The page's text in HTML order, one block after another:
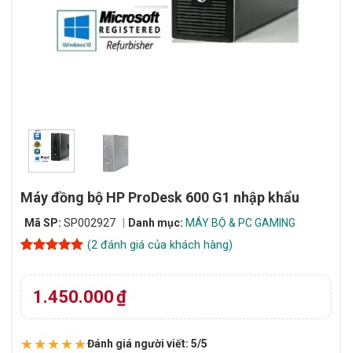
Máy đồng bộ HP ProDesk 600 G1 nhập khẩu
Mã SP: SP002927 Danh mục: MÁY BỘ & PC GAMING
dựa trên
đánh giá
(2 đánh giá của khách hàng)
1.450.000₫
★★★★★Đánh giá người viết: 5/5